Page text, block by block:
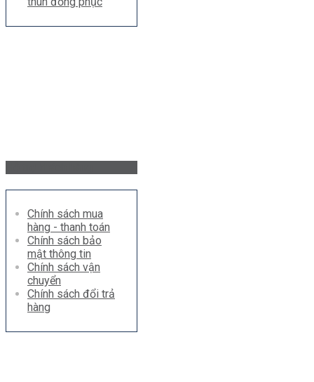
Chính sách mua
hàng - thanh toán
Chính sách bảo
mật thông tin
Chính sách vận
chuyển
Chính sách đổi trả
hàng